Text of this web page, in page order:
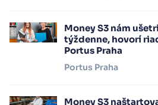
Money S3 nám
týždenne, hovorí
Portus Praha
Portus Praha
Money S3